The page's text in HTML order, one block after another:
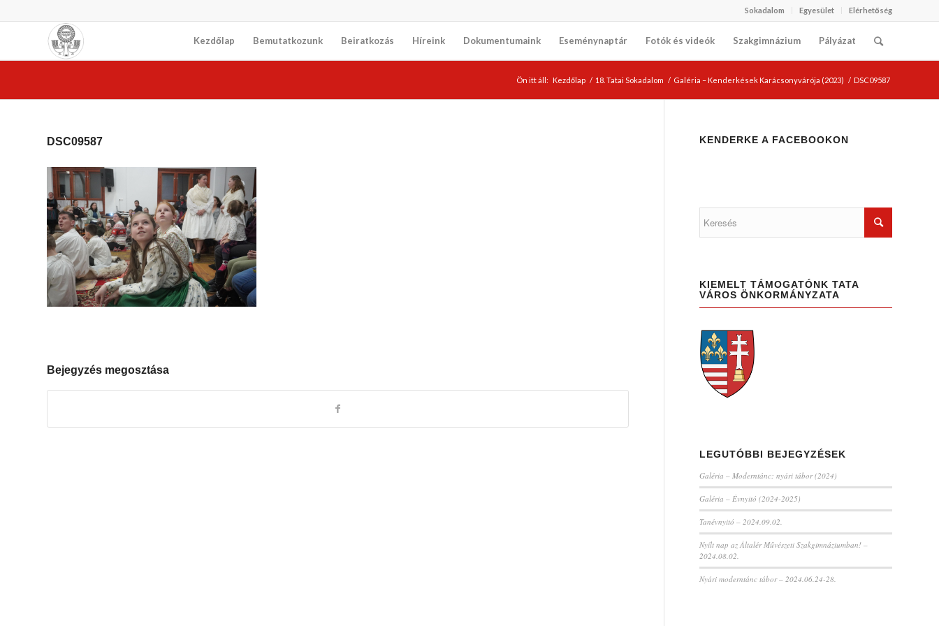
Sokadalom Egyesület Elérhetőség
Kezdőlap Bemutatkozunk Beiratkozás Híreink Dokumentumaink Eseménynaptár Fotók és videók Szakgimnázium Pályázat
Ön itt áll: Kezdőlap / 18. Tatai Sokadalom / Galéria – Kenderkések Karácsonyvárója (2023) / DSC09587
DSC09587
Bejegyzés megosztása
KENDERKE A FACEBOOKON
KIEMELT TÁMOGATÓNK TATA
VÁROS ÖNKORMÁNYZATA
LEGUTÓBBI BEJEGYZÉSEK
Galéria – Moderntánc: nyári tábor (2024)
Galéria – Évnyitó (2024-2025)
Tanévnyitó – 2024.09.02.
Nyílt nap az Általér Művészeti Szakgimnáziumban! –
2024.08.02.
Nyári moderntánc tábor – 2024.06.24-28.